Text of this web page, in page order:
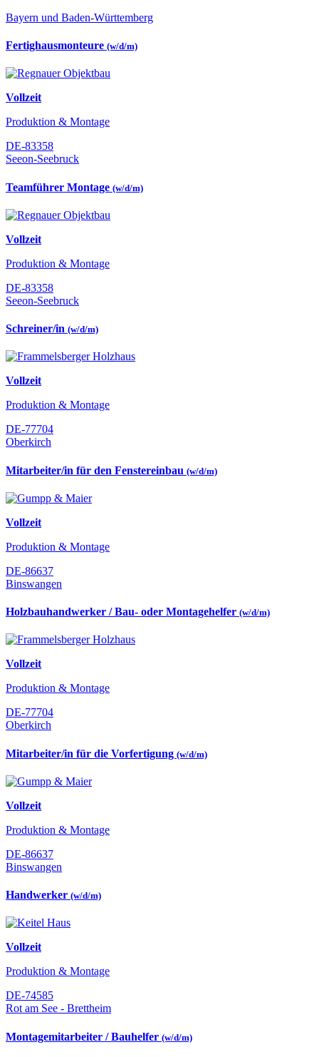
Bayern und Baden-Württemberg
Fertighausmonteure (w/d/m)
Vollzeit
Produktion & Montage
DE-83358
Seeon-Seebruck
Teamführer Montage (w/d/m)
Vollzeit
Produktion & Montage
DE-83358
Seeon-Seebruck
Schreiner/in (w/d/m)
Vollzeit
Produktion & Montage
DE-77704
Oberkirch
Mitarbeiter/in für den Fenstereinbau (w/d/m)
Vollzeit
Produktion & Montage
DE-86637
Binswangen
Holzbauhandwerker / Bau- oder Montagehelfer (w/d/m)
Vollzeit
Produktion & Montage
DE-77704
Oberkirch
Mitarbeiter/in für die Vorfertigung (w/d/m)
Vollzeit
Produktion & Montage
DE-86637
Binswangen
Handwerker (w/d/m)
Vollzeit
Produktion & Montage
DE-74585
Rot am See - Brettheim
Montagemitarbeiter / Bauhelfer (w/d/m)